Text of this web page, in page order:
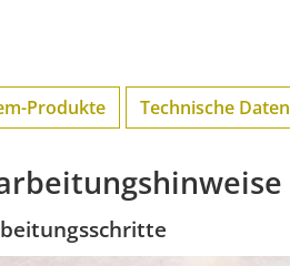
Produkte Technische Daten